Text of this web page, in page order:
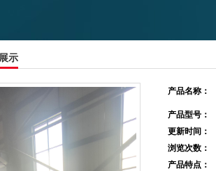
示
产品名称：
产品型号：
更新时间：
浏览次数：
产品特点：